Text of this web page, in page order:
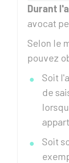
Durant
avocat
Selon le
pouvez
Soit
de
Soit